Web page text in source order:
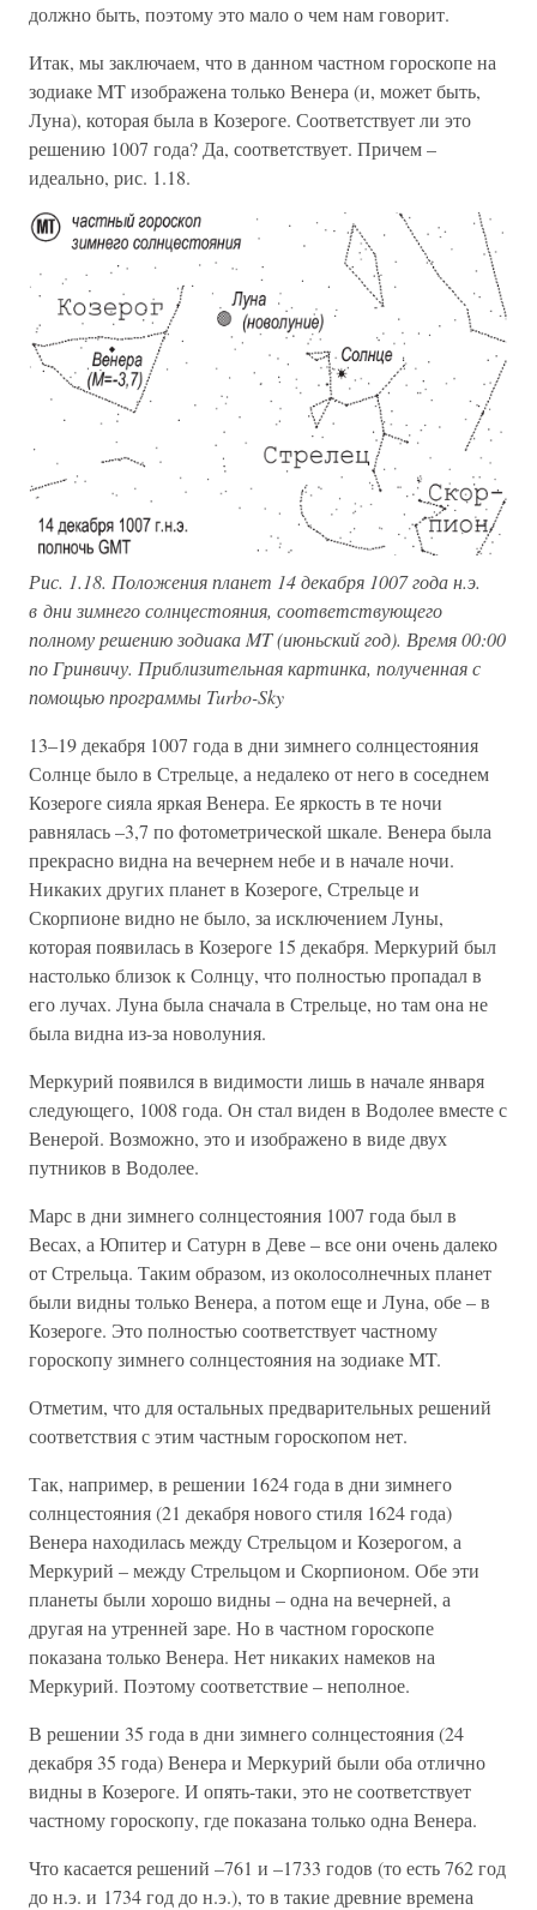
должно быть, поэтому это мало о чем нам говорит.
Итак, мы заключаем, что в данном частном гороскопе на
зодиаке MT изображена только Венера (и, может быть,
Луна), которая была в Козероге. Соответствует ли это
решению 1007 года? Да, соответствует. Причем –
идеально, рис. 1.18.
Рис. 1.18. Положения планет 14 декабря 1007 года н.э.
в дни зимнего солнцестояния, соответствующего
полному решению зодиака MT (июньский год). Время 00:00
по Гринвичу. Приблизительная картинка, полученная с
помощью программы Turbo-Sky
13–19 декабря 1007 года в дни зимнего солнцестояния
Солнце было в Стрельце, а недалеко от него в соседнем
Козероге сияла яркая Венера. Ее яркость в те ночи
равнялась –3,7 по фотометрической шкале. Венера была
прекрасно видна на вечернем небе и в начале ночи.
Никаких других планет в Козероге, Стрельце и
Скорпионе видно не было, за исключением Луны,
которая появилась в Козероге 15 декабря. Меркурий был
настолько близок к Солнцу, что полностью пропадал в
его лучах. Луна была сначала в Стрельце, но там она не
была видна из-за новолуния.
Меркурий появился в видимости лишь в начале января
следующего, 1008 года. Он стал виден в Водолее вместе с
Венерой. Возможно, это и изображено в виде двух
путников в Водолее.
Марс в дни зимнего солнцестояния 1007 года был в
Весах, а Юпитер и Сатурн в Деве – все они очень далеко
от Стрельца. Таким образом, из околосолнечных планет
были видны только Венера, а потом еще и Луна, обе – в
Козероге. Это полностью соответствует частному
гороскопу зимнего солнцестояния на зодиаке MT.
Отметим, что для остальных предварительных решений
соответствия с этим частным гороскопом нет.
Так, например, в решении 1624 года в дни зимнего
солнцестояния (21 декабря нового стиля 1624 года)
Венера находилась между Стрельцом и Козерогом, а
Меркурий – между Стрельцом и Скорпионом. Обе эти
планеты были хорошо видны – одна на вечерней, а
другая на утренней заре. Но в частном гороскопе
показана только Венера. Нет никаких намеков на
Меркурий. Поэтому соответствие – неполное.
В решении 35 года в дни зимнего солнцестояния (24
декабря 35 года) Венера и Меркурий были оба отлично
видны в Козероге. И опять-таки, это не соответствует
частному гороскопу, где показана только одна Венера.
Что касается решений –761 и –1733 годов (то есть 762 год
до н.э. и 1734 год до н.э.), то в такие древние времена